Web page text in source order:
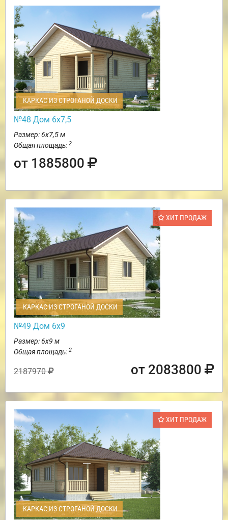
КАРКАС ИЗ СТРОГАНОЙ ДОСКИ
№48 Дом 6х7,5
Размер: 6х7,5 м
Общая площадь: 2
от 1885800
ХИТ ПРОДАЖ
КАРКАС ИЗ СТРОГАНОЙ ДОСКИ
№49 Дом 6х9
Размер: 6х9 м
Общая площадь: 2
2187970 от 2083800
ХИТ ПРОДАЖ
КАРКАС ИЗ СТРОГАНОЙ ДОСКИ